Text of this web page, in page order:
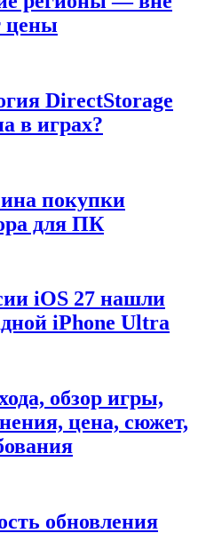
цены
DirectStorage
в играх?
покупки
для ПК
iOS 27 нашли
iPhone Ultra
обзор игры,
цена, сюжет,
обновления